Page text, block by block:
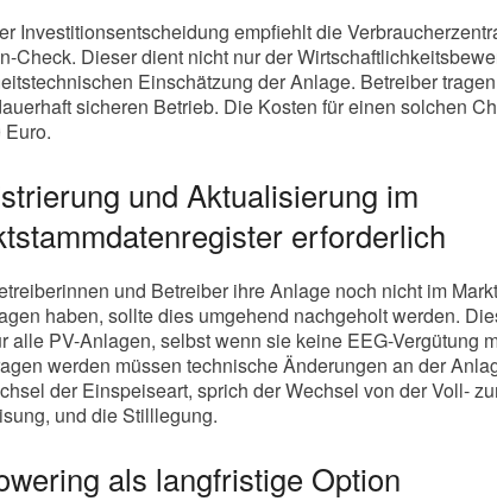
Investitionsentscheidung empfiehlt die
Check. Dieser dient nicht nur der
Einschätzung der Anlage. Betreiber
sicheren Betrieb. Die Kosten für einen solchen
und Aktualisierung im
erforderlich
und Betreiber ihre Anlage noch nicht im
haben, sollte dies umgehend nachgeholt werden.
alle PV-Anlagen, selbst wenn sie keine EEG-Vergütung
werden müssen technische Änderungen an der
der Einspeiseart, sprich der Wechsel von der Voll-
und die Stilllegung.
als langfristige Option